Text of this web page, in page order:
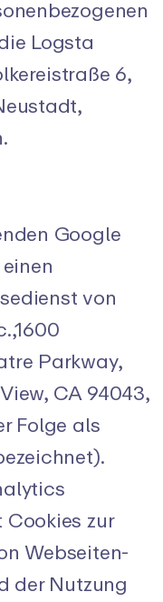
Logsta
6,
Google
von
Parkway,
CA 94043,
Folge als
zur
Webseiten-
der Nutzung